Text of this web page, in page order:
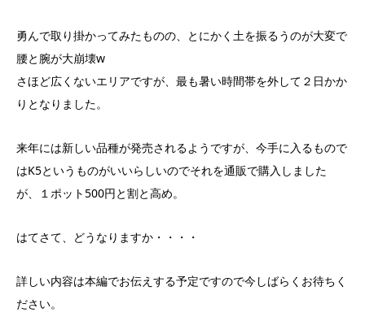
勇んで取り掛かってみたものの、とにかく土を振るうのが大変で
腰と腕が大崩壊w
さほど広くないエリアですが、最も暑い時間帯を外して２日かか
りとなりました。
来年には新しい品種が発売されるようですが、今手に入るもので
はK5というものがいいらしいのでそれを通販で購入しました
が、１ポット500円と割と高め。
はてさて、どうなりますか・・・・
詳しい内容は本編でお伝えする予定ですので今しばらくお待ちく
ださい。